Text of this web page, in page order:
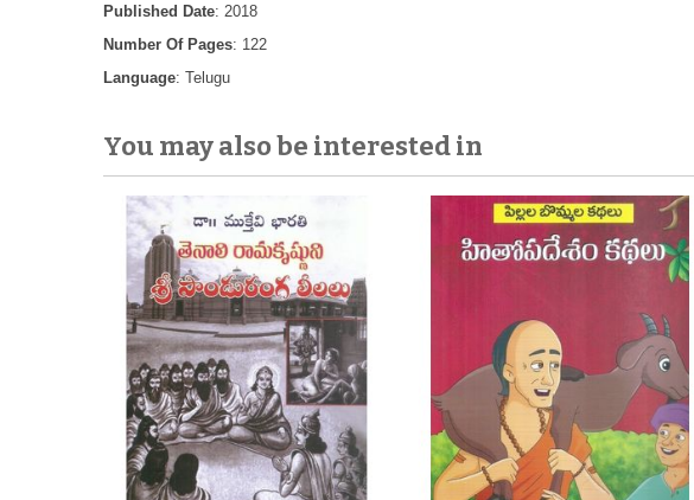
Published Date: 2018
Number Of Pages: 122
Language: Telugu
You may also be interested in